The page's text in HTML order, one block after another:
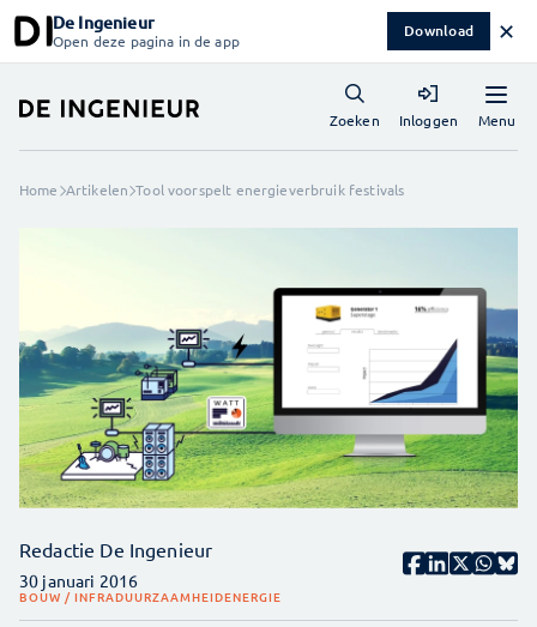
De Ingenieur
Open deze pagina in de app Download ✕
Menu
Zoeken Inloggen
Home Artikelen Tool voorspelt energieverbruik festivals
Redactie De Ingenieur
30 januari 2016
BOUW / INFRADUURZAAMHEIDENERGIE